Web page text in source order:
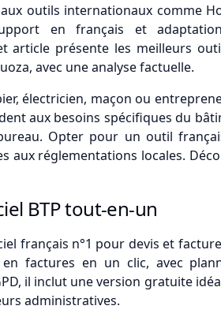
outils internationaux comme
en français et
article présente les meilleurs
avec une analyse factuelle.
électricien, maçon ou
aux besoins spécifiques du
Opter pour un outil
aux réglementations locales.
BTP tout-en-un
français n°1 pour devis et
factures en un clic, avec
il inclut une version gratuite
administratives.